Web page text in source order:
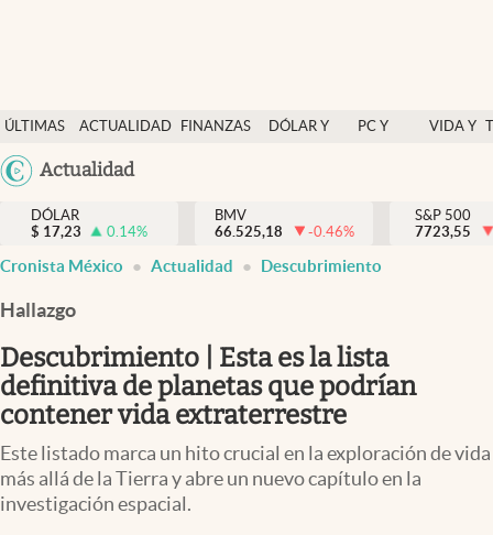
ÚLTIMAS
NOTICIAS
ACTUALIDAD
FINANZAS
DÓLAR Y
PC Y
VIDA Y
México
Actualidad
Actualidad
Finanzas y economía
Dólar y mercados
Pc y celular
Vida y estilo
Tv
Clima
DÓLAR
$ 17,23 0.14%
BMV
66.525,18
-0.46%
S&P 500
7723,55
Cronista México Actualidad Descubrimiento
Hallazgo
Descubrimiento | Esta es la lista
definitiva de planetas que podrían
contener vida extraterrestre
Este listado marca un hito crucial en la exploración de vida
más allá de la Tierra y abre un nuevo capítulo en la
investigación espacial.